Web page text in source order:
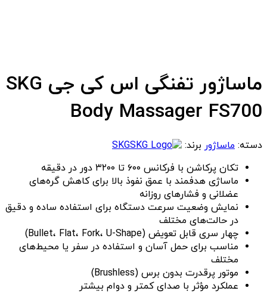
ماساژور تفنگی اس کی جی SKG
Body Massager FS700
دسته: ماساژور برند:
SKG
تکان پرکاشن با فرکانس ۶۰۰ تا ۳۲۰۰ دور در دقیقه
ماساژی هدفمند با عمق نفوذ بالا برای کاهش گره‌های
عضلانی و فشارهای روزانه
نمایش وضعیت سرعت دستگاه برای استفاده ساده و دقیق
در حالت‌های مختلف
چهار سری قابل تعویض (Bullet، Flat، Fork، U-Shape)
مناسب برای حمل آسان و استفاده در سفر یا محیط‌های
مختلف
موتور پرقدرت بدون برس (Brushless)
عملکرد مؤثر با صدای کمتر و دوام بیشتر